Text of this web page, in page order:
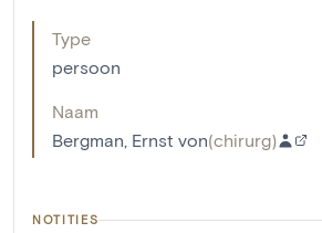
Type
persoon
Naam
Bergman, Ernst von(chirurg)
NOTITIES